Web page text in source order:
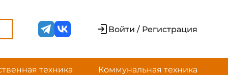
Войти / Регистрация
техника Коммунальная техника